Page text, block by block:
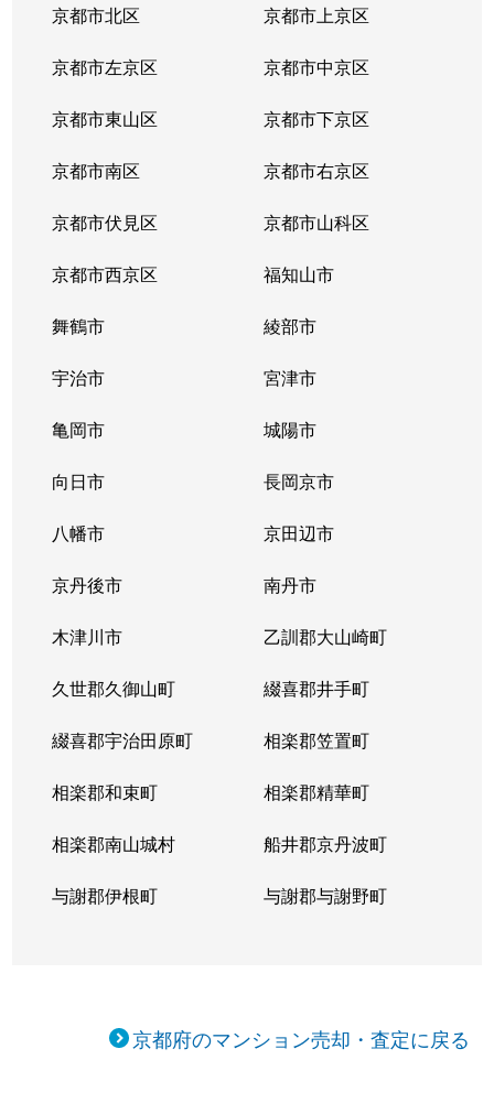
京都市北区 京都市上京区
京都市左京区 京都市中京区
京都市東山区 京都市下京区
京都市南区 京都市右京区
京都市伏見区 京都市山科区
京都市西京区 福知山市
舞鶴市 綾部市
宇治市 宮津市
亀岡市 城陽市
向日市 長岡京市
八幡市 京田辺市
京丹後市 南丹市
木津川市 乙訓郡大山崎町
久世郡久御山町 綴喜郡井手町
綴喜郡宇治田原町 相楽郡笠置町
相楽郡和束町 相楽郡精華町
相楽郡南山城村 船井郡京丹波町
与謝郡伊根町 与謝郡与謝野町
京都府のマンション売却・査定に戻る